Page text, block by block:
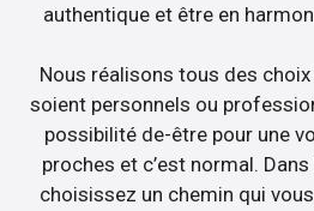
authentique et être en
Nous réalisons tous des choix
soient personnels ou
possibilité de-être pour une
proches et c’est normal.
choisissez un chemin qui